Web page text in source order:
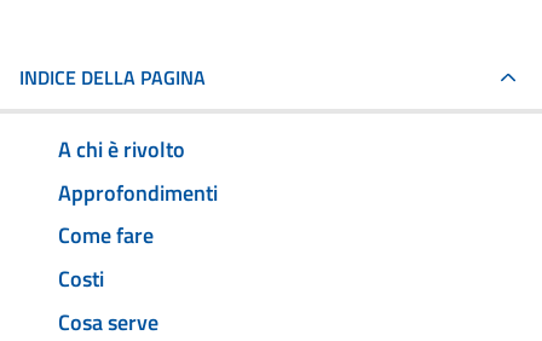
INDICE DELLA PAGINA
A chi è rivolto
Approfondimenti
Come fare
Costi
Cosa serve